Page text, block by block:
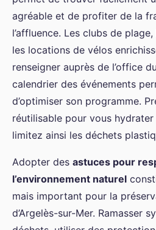
agréable et de profiter de la
l’affluence. Les clubs de
les locations de vélos
renseigner auprès de l’office
calendrier des événements
d’optimiser son programme.
réutilisable pour vous
limitez ainsi les déchets
Adopter des astuces pour
l’environnement naturel
mais important pour la
d’Argelès-sur-Mer. Ramasser